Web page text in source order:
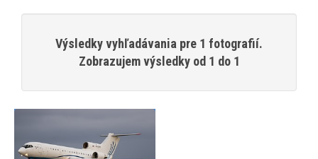
Výsledky vyhľadávania pre 1 fotografií.
Zobrazujem výsledky od 1 do 1